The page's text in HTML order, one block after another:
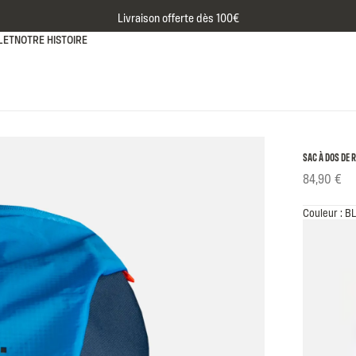
Livraison offerte dès 100€
NOTRE HISTOIRE
SAC À DOS DE
84,90 €
Couleur :